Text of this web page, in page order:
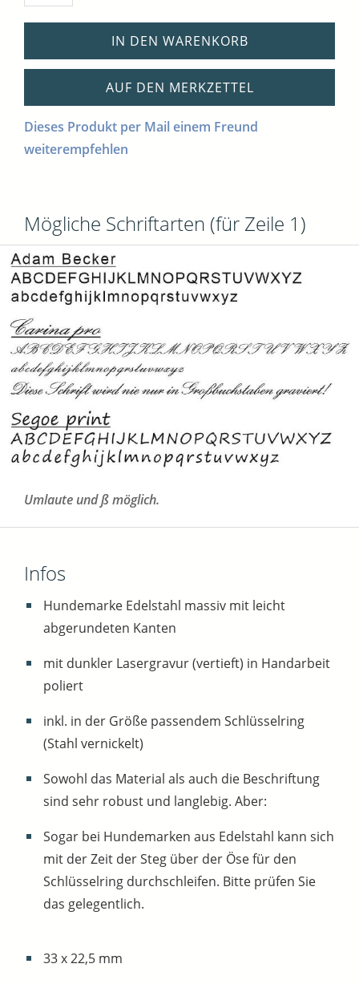
IN DEN WARENKORB
AUF DEN MERKZETTEL
Dieses Produkt per Mail einem Freund
weiterempfehlen
Mögliche Schriftarten (für Zeile 1)
Umlaute und ß möglich.
Infos
Hundemarke Edelstahl massiv mit leicht
abgerundeten Kanten
mit dunkler Lasergravur (vertieft) in Handarbeit
poliert
inkl. in der Größe passendem Schlüsselring
(Stahl vernickelt)
Sowohl das Material als auch die Beschriftung
sind sehr robust und langlebig. Aber:
Sogar bei Hundemarken aus Edelstahl kann sich
mit der Zeit der Steg über der Öse für den
Schlüsselring durchschleifen. Bitte prüfen Sie
das gelegentlich.
33 x 22,5 mm